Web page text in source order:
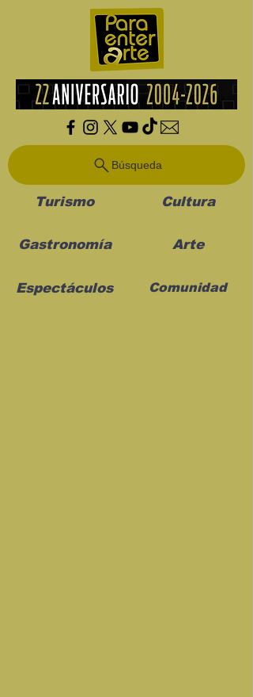
Búsqueda
Turismo Cultura
Gastronomía Arte
Espectáculos Comunidad